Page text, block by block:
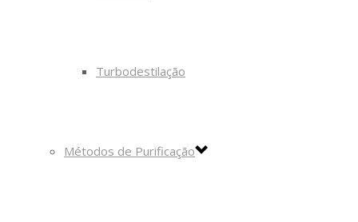
Turbodestilação
Métodos de Purificação